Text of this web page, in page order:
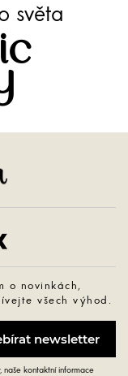
světa
o novinkách,
všech výhod.
naše kontaktní informace